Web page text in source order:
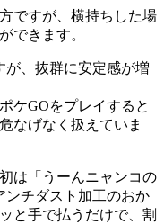
ですが、横持ちした場
できます。
が、抜群に安定感が増
ケGOをプレイすると
なげなく扱えていま
は「うーんニャンコの
ンチダスト加工のおか
と手で払うだけで、割